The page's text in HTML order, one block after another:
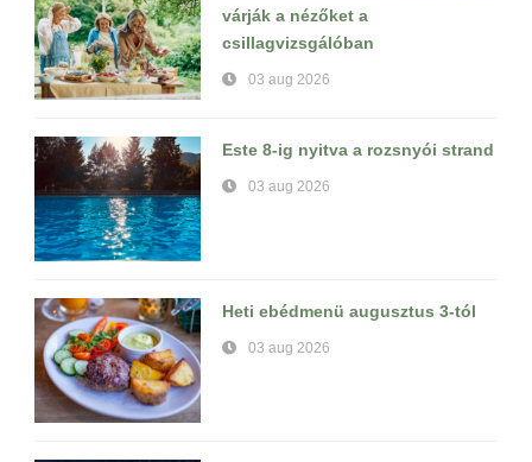
várják a nézőket a
csillagvizsgálóban
03 aug 2026
Este 8-ig nyitva a rozsnyói strand
03 aug 2026
Heti ebédmenü augusztus 3-tól
03 aug 2026